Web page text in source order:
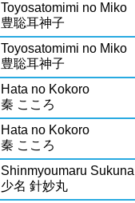
Toyosatomimi no Miko
豊聡耳神子
Toyosatomimi no Miko
豊聡耳神子
Hata no Kokoro
秦 こころ
Hata no Kokoro
秦 こころ
Shinmyoumaru Sukuna
少名 針妙丸